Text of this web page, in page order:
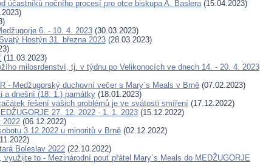
účastníků nočního procesí pro otce biskupa A. Baslera(15.04.2023)
6. - 10. 4. 2023 (30.03.2023)
Hostýn 31. března 2023 (28.03.2023)
(11.03.2023)
milosrdenství, tj. v týdnu po Velikonocích ve dnech 14. - 20. 4. 2023
- Medžugorský duchovní večer s Mary´s Meals v Brně (07.02.2023)
a dnešní (18. 1.) památky (18.01.2023)
řešení vašich problémů je ve svátosti smíření (17.12.2022)
27. 12. 2022 - 1. 1. 2023 (15.12.2022)
2022 (06.12.2022)
3.12.2022 u minoritů v Brně (02.12.2022)
Boleslav 2022 (22.10.2022)
to - Mezinárodní pouť přátel Mary´s Meals do MEDŽUGORJE